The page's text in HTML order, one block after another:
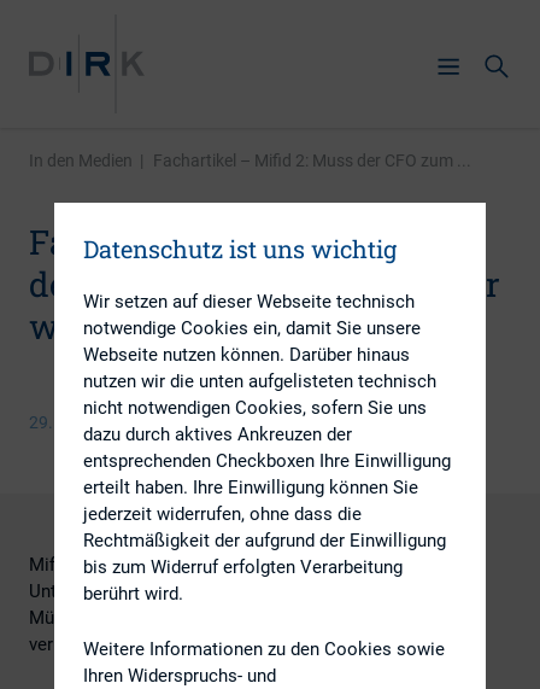
In den Medien | Fachartikel – Mifid 2: Muss der CFO zum ...
Fachartikel – Mifid 2: Muss
der CFO zum Aktienverkäufer
werden?
29. Juni 2018
Mifid 2 hat an der Börse viele kleine und mittelgroße
Unternehmen aus dem Blickfeld der Investoren gefegt.
Müssen deren CFOs jetzt ihre Equity Story aggressiver
vermarkten, um wieder sichtbar zu werden?
Datenschutz ist uns wichtig
Wir setzen auf dieser Webseite technisch
notwendige Cookies ein, damit Sie unsere
Webseite nutzen können. Darüber hinaus
nutzen wir die unten aufgelisteten technisch
nicht notwendigen Cookies, sofern Sie uns
dazu durch aktives Ankreuzen der
entsprechenden Checkboxen Ihre Einwilligung
erteilt haben. Ihre Einwilligung können Sie
jederzeit widerrufen, ohne dass die
Rechtmäßigkeit der aufgrund der Einwilligung
bis zum Widerruf erfolgten Verarbeitung
berührt wird.
Weitere Informationen zu den Cookies sowie
Ihren Widerspruchs- und